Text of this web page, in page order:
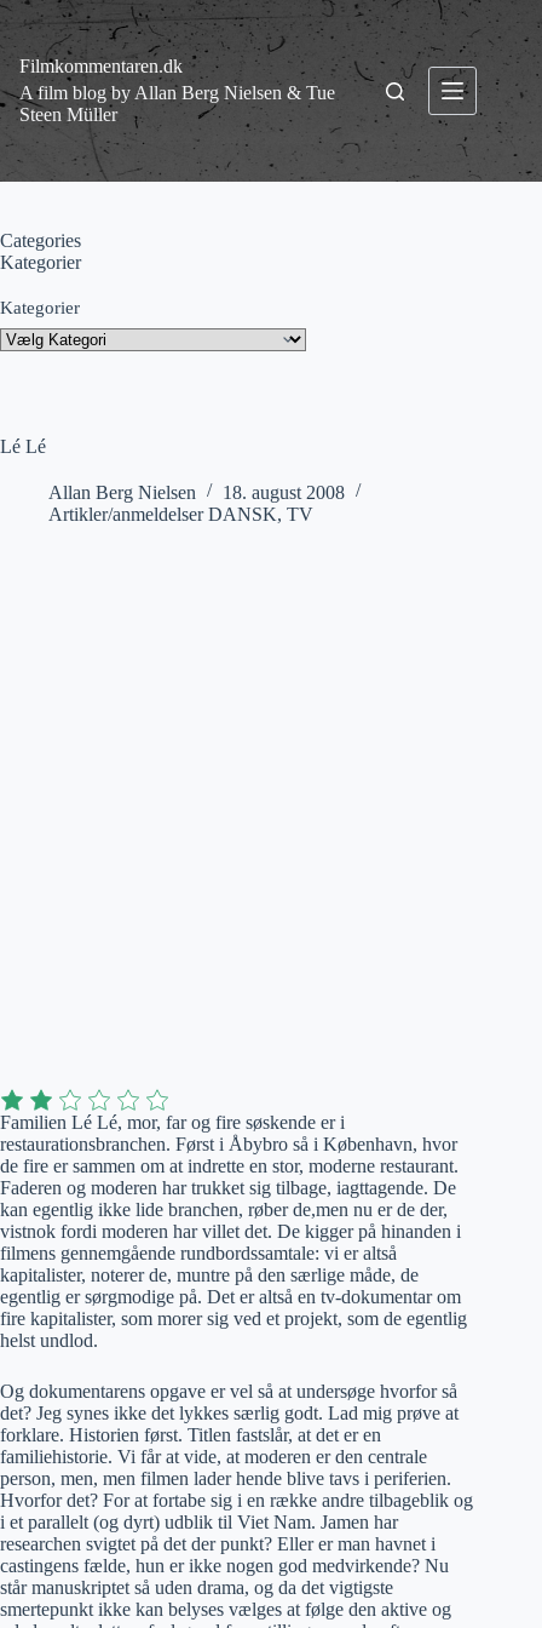
Fortsæt
indhold
Filmkommentaren.dk
A film blog by Allan Berg Nielsen & Tue
Steen Müller
Lé Lé
Allan Berg Nielsen
18. august 2008
Artikler/anmeldelser DANSK, TV
Familien Lé Lé, mor, far og fire søskende er i
restaurationsbranchen. Først i Åbybro så i København, hvor
de fire er sammen om at indrette en stor, moderne restaurant.
Faderen og moderen har trukket sig tilbage, iagttagende. De
kan egentlig ikke lide branchen, røber de,men nu er de der,
vistnok fordi moderen har villet det. De kigger på hinanden i
filmens gennemgående rundbordssamtale: vi er altså
kapitalister, noterer de, muntre på den særlige måde, de
egentlig er sørgmodige på. Det er altså en tv-dokumentar om
fire kapitalister, som morer sig ved et projekt, som de egentlig
helst undlod.
Og dokumentarens opgave er vel så at undersøge hvorfor så
det? Jeg synes ikke det lykkes særlig godt. Lad mig prøve at
forklare. Historien først. Titlen fastslår, at det er en
familiehistorie. Vi får at vide, at moderen er den centrale
person, men, men filmen lader hende blive tavs i periferien.
Hvorfor det? For at fortabe sig i en række andre tilbageblik og
i et parallelt (og dyrt) udblik til Viet Nam. Jamen har
researchen svigtet på det der punkt? Eller er man havnet i
castingens fælde, hun er ikke nogen god medvirkende? Nu
står manuskriptet så uden drama, og da det vigtigste
smertepunkt ikke kan belyses vælges at følge den aktive og
Categories
Kategorier
Kategorier